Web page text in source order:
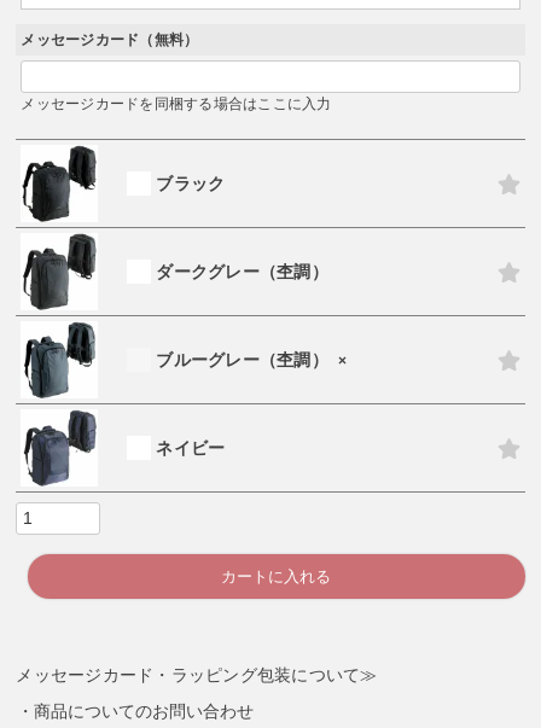
須
メッセージカード（無料）
メッセージカードを同梱する場合はここに入力
ブラック
ダークグレー（杢調）
ブルーグレー（杢調） ×
ネイビー
カートに入れる
メッセージカード・ラッピング包装について≫
商品についてのお問い合わせ